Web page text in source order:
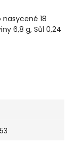
nasycené 18
6,8 g, Sůl 0,24